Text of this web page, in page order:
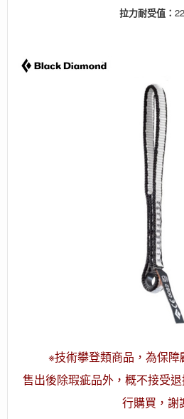
拉力耐受值：
※技術攀登類商品，為保障
售出後除瑕疵品外，概不接受
行購買，謝